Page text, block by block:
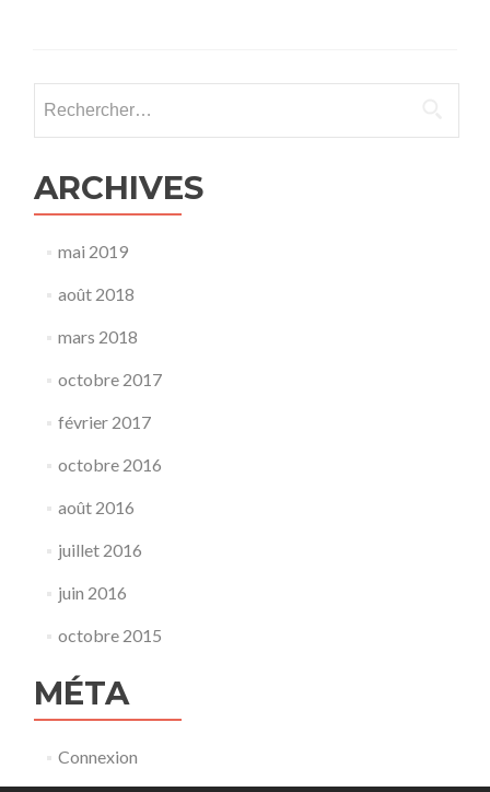
ARCHIVES
mai 2019
août 2018
mars 2018
octobre 2017
février 2017
octobre 2016
août 2016
juillet 2016
juin 2016
octobre 2015
MÉTA
Connexion